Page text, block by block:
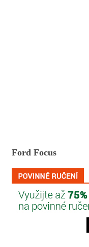
Ford Focus